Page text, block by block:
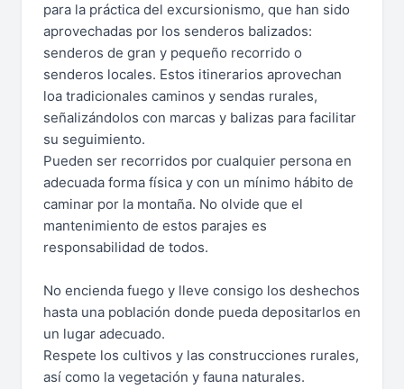
para la práctica del excursionismo, que han sido
aprovechadas por los senderos balizados:
senderos de gran y pequeño recorrido o
senderos locales. Estos itinerarios aprovechan
loa tradicionales caminos y sendas rurales,
señalizándolos con marcas y balizas para facilitar
su seguimiento.
Pueden ser recorridos por cualquier persona en
adecuada forma física y con un mínimo hábito de
caminar por la montaña. No olvide que el
mantenimiento de estos parajes es
responsabilidad de todos.
No encienda fuego y lleve consigo los deshechos
hasta una población donde pueda depositarlos en
un lugar adecuado.
Respete los cultivos y las construcciones rurales,
así como la vegetación y fauna naturales.